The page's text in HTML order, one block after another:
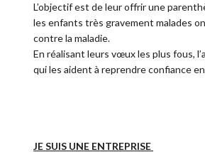
L’objectif est de leur offrir une
les enfants très gravement malades
contre la maladie.
En réalisant leurs vœux les plus fous,
qui les aident à reprendre confiance en
JE SUIS UNE ENTREPRISE